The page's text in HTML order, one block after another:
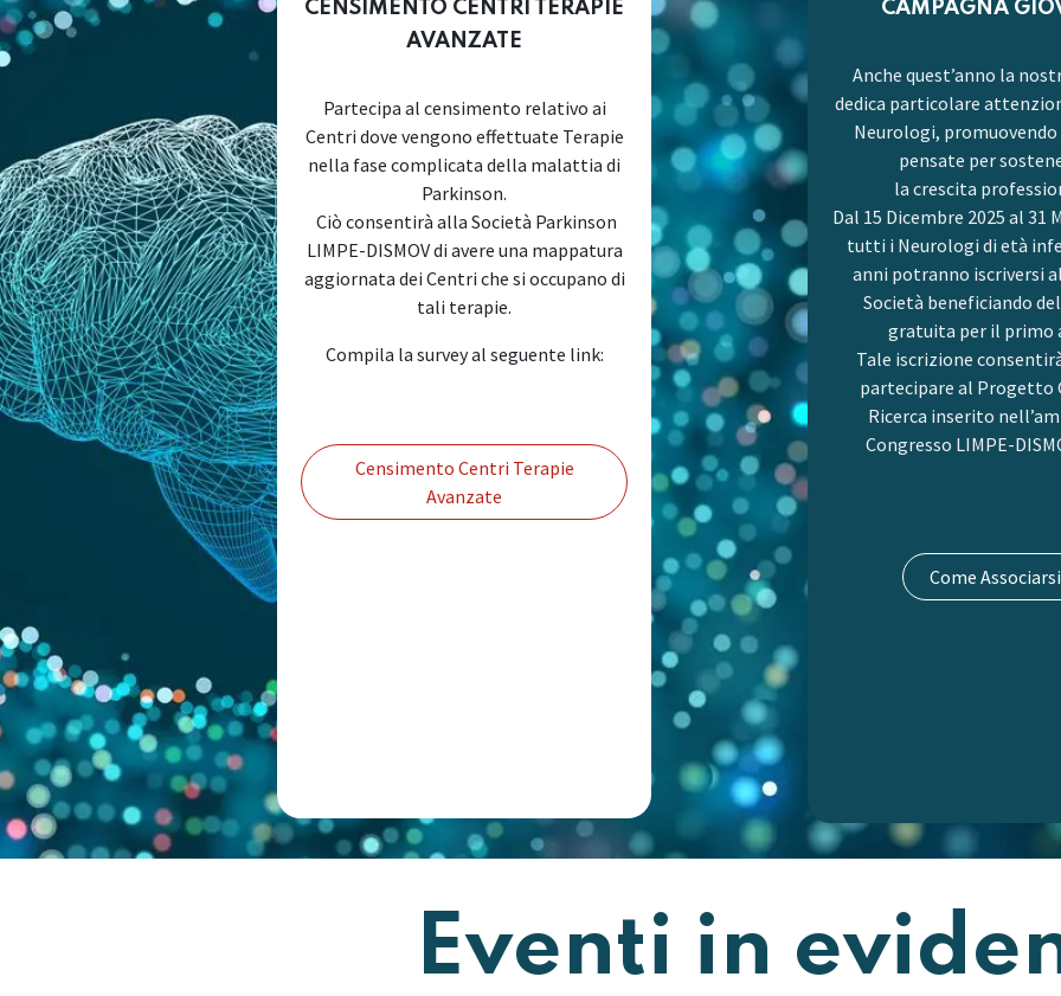
CAMPAGNA
Anche quest’anno la
dedica particolare
Neurologi,
pensate per
la crescita
Dal 15 Dicembre 2025 al 31
tutti i Neurologi di età
anni potranno iscriversi
Società beneficiando
gratuita per il primo
Tale iscrizione
partecipare al Progetto
Ricerca inserito
Congresso LIMPE-
Come Associarsi
CENSIMENTO CENTRI TERAPIE
AVANZATE
Partecipa al censimento relativo ai
Centri dove vengono effettuate Terapie
nella fase complicata della malattia di
Parkinson.
Ciò consentirà alla Società Parkinson
LIMPE-DISMOV di avere una mappatura
aggiornata dei Centri che si occupano di
tali terapie.
Compila la survey al seguente link:
Censimento Centri Terapie
Avanzate
Eventi in